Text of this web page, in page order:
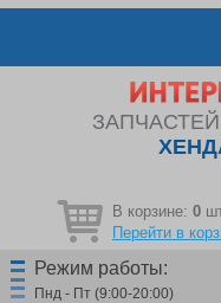
В корзине: 0
Перейти в
Режим работы:
Пнд - Пт (9:00-20:00)